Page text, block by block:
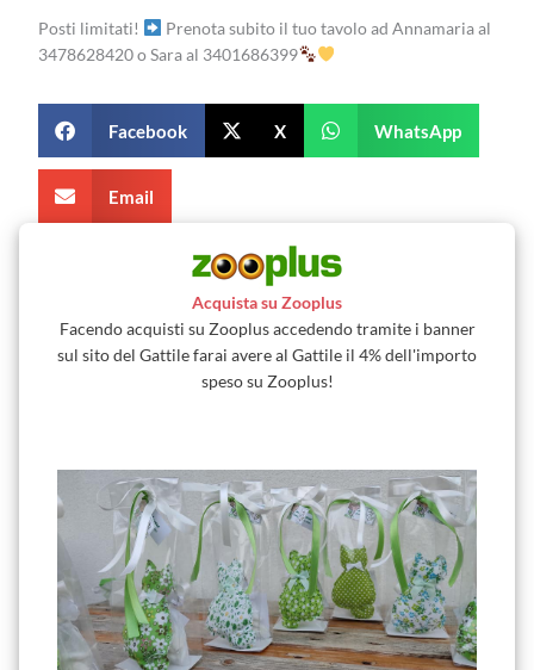
Posti limitati!
Prenota subito il tuo tavolo ad Annamaria al
3478628420 o Sara al 3401686399
Facebook X WhatsApp
Email
Acquista su Zooplus
Facendo acquisti su Zooplus accedendo tramite i banner
sul sito del Gattile farai avere al Gattile il 4% dell'importo
speso su Zooplus!